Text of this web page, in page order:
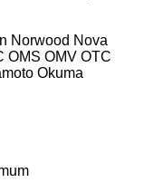
Norwood Nova
OMS OMV OTC
Okuma